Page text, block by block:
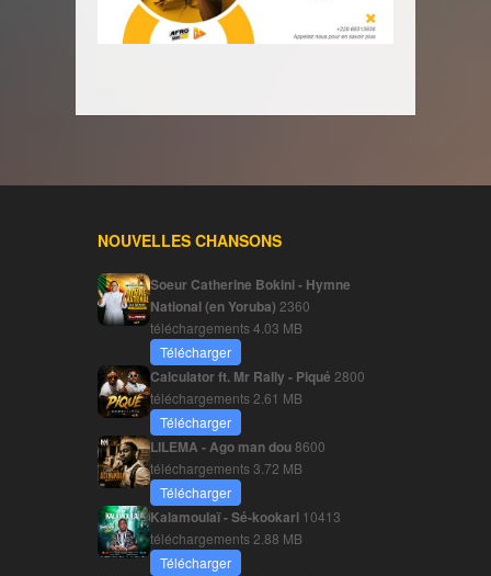
NOUVELLES CHANSONS
Soeur Catherine Bokini - Hymne
National (en Yoruba) 2360
téléchargements4.03 MB
Télécharger
Calculator ft. Mr Rally - Piqué 2800
téléchargements 2.61 MB
Télécharger
LILEMA - Ago man dou8600
téléchargements3.72 MB
Télécharger
Kalamoulaï - Sé-kookari 10413
téléchargements 2.88 MB
Télécharger